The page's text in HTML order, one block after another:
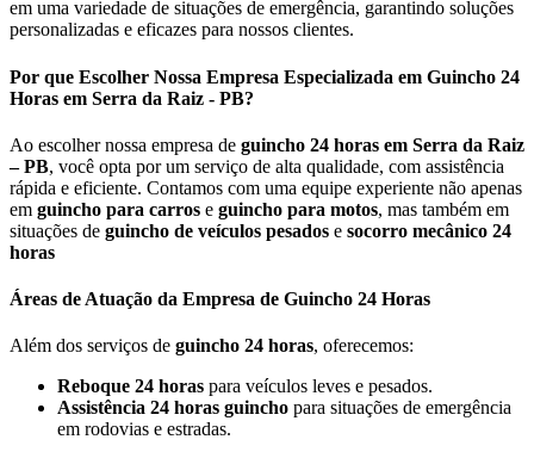
em uma variedade de situações de emergência, garantindo soluções
personalizadas e eficazes para nossos clientes.
Por que Escolher Nossa Empresa Especializada em Guincho 24
Horas em Serra da Raiz - PB?
Ao escolher nossa empresa de guincho 24 horas em Serra da Raiz
– PB, você opta por um serviço de alta qualidade, com assistência
rápida e eficiente. Contamos com uma equipe experiente não apenas
em guincho para carros e guincho para motos, mas também em
situações de guincho de veículos pesados e socorro mecânico 24
horas
Áreas de Atuação da Empresa de Guincho 24 Horas
Além dos serviços de guincho 24 horas, oferecemos:
Reboque 24 horas para veículos leves e pesados.
Assistência 24 horas guincho para situações de emergência
em rodovias e estradas.